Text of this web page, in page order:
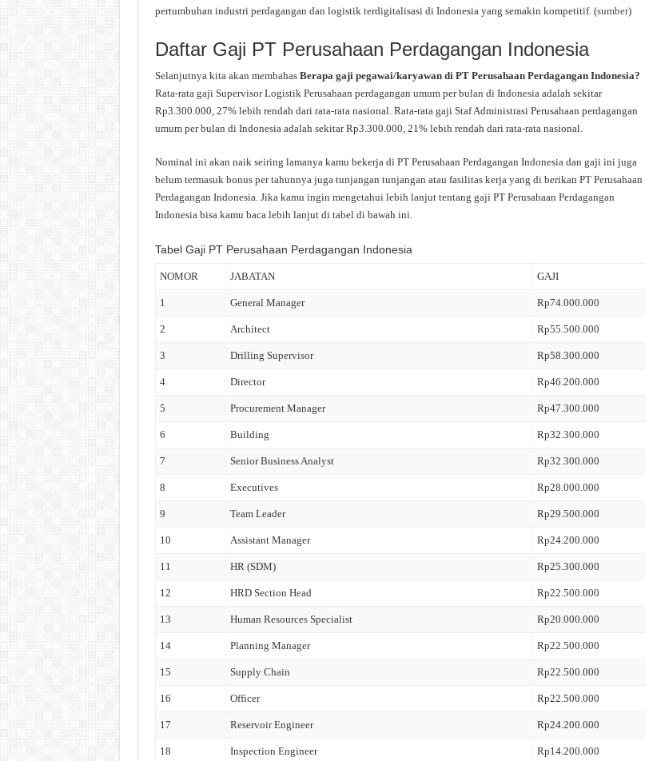
pertumbuhan industri perdagangan dan logistik terdigitalisasi di Indonesia yang semakin kompetitif. (sumber)
Daftar Gaji PT Perusahaan Perdagangan Indonesia
Selanjutnya kita akan membahas Berapa gaji pegawai/karyawan di PT Perusahaan Perdagangan Indonesia?
Rata-rata gaji Supervisor Logistik Perusahaan perdagangan umum per bulan di Indonesia adalah sekitar
Rp3.300.000, 27% lebih rendah dari rata-rata nasional. Rata-rata gaji Staf Administrasi Perusahaan perdagangan
umum per bulan di Indonesia adalah sekitar Rp3.300.000, 21% lebih rendah dari rata-rata nasional.
Nominal ini akan naik seiring lamanya kamu bekerja di PT Perusahaan Perdagangan Indonesia dan gaji ini juga
belum termasuk bonus per tahunnya juga tunjangan tunjangan atau fasilitas kerja yang di berikan PT Perusahaan
Perdagangan Indonesia. Jika kamu ingin mengetahui lebih lanjut tentang gaji PT Perusahaan Perdagangan
Indonesia bisa kamu baca lebih lanjut di tabel di bawah ini.
Tabel Gaji PT Perusahaan Perdagangan Indonesia
NOMOR JABATAN GAJI
1 General Manager Rp74.000.000
2 Architect Rp55.500.000
3 Drilling Supervisor Rp58.300.000
4 Director Rp46.200.000
5 Procurement Manager Rp47.300.000
6 Building Rp32.300.000
7 Senior Business Analyst Rp32.300.000
8 Executives Rp28.000.000
9 Team Leader Rp29.500.000
10 Assistant Manager Rp24.200.000
11 HR (SDM) Rp25.300.000
12 HRD Section Head Rp22.500.000
13 Human Resources Specialist Rp20.000.000
14 Planning Manager Rp22.500.000
15 Supply Chain Rp22.500.000
16 Officer Rp22.500.000
17 Reservoir Engineer Rp24.200.000
18 Inspection Engineer Rp14.200.000